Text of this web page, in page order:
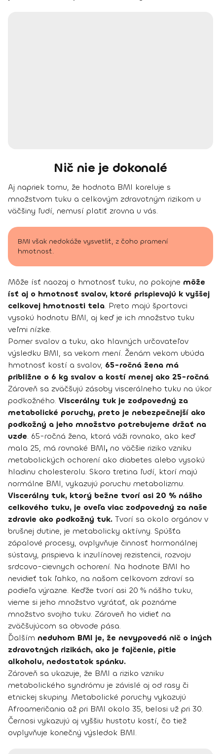
Nič nie je dokonalé
Aj napriek tomu, že hodnota BMI koreluje s
množstvom tuku a celkovým zdravotným rizikom u
väčšiny ľudí, nemusí platiť zrovna u vás.
BMI však nedokáže vysvetliť, z čoho pramení
hmotnosť.
Môže ísť naozaj o hmotnosť tuku, no pokojne môže
ísť aj o hmotnosť svalov, ktoré prispievajú k vyššej
celkovej hmotnosti tela. Preto majú športovci
vysokú hodnotu BMI, aj keď je ich množstvo tuku
veľmi nízke.
Pomer svalov a tuku, ako hlavných určovateľov
výsledku BMI, sa vekom mení. Ženám vekom ubúda
hmotnosť kostí a svalov, 65-ročná žena má
približne o 6 kg svalov a kostí menej ako 25-ročná.
Zároveň sa zväčšujú zásoby viscerálneho tuku na úkor
podkožného. Viscerálny tuk je zodpovedný za
metabolické poruchy, preto je nebezpečnejší ako
podkožný a jeho množstvo potrebujeme držať na
uzde. 65-ročná žena, ktorá váži rovnako, ako keď
mala 25, má rovnaké BMI, no väčšie riziko vzniku
metabolických ochorení ako diabetes alebo vysokú
hladinu cholesterolu. Skoro tretina ľudí, ktorí majú
normálne BMI, vykazujú poruchu metabolizmu.
Viscerálny tuk, ktorý bežne tvorí asi 20 % nášho
celkového tuku, je oveľa viac zodpovedný za naše
zdravie ako podkožný tuk. Tvorí sa okolo orgánov v
brušnej dutine, je metabolicky aktívny. Spúšťa
zápalové procesy, ovplyvňuje činnosť hormonálnej
sústavy, prispieva k inzulínovej rezistencii, rozvoju
srdcovo-cievnych ochorení. Na hodnote BMI ho
nevidieť tak ľahko, na našom celkovom zdraví sa
podieľa výrazne. Keďže tvorí asi 20 % nášho tuku,
vieme si jeho množstvo vyrátať, ak poznáme
množstvo svojho tuku. Zároveň ho vidieť na
zväčšujúcom sa obvode pása.
Ďalším neduhom BMI je, že nevypovedá nič o iných
zdravotných rizikách, ako je fajčenie, pitie
alkoholu, nedostatok spánku.
Zároveň sa ukazuje, že BMI a riziko vzniku
metabolického syndrómu je závislé aj od rasy či
etnickej skupiny. Metabolické poruchy vykazujú
Afroameričania až pri BMI okolo 35, belosi už pri 30.
Černosi vykazujú aj vyššiu hustotu kostí, čo tiež
ovplyvňuje konečný výsledok BMI.